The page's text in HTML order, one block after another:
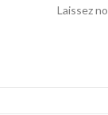
Laissez